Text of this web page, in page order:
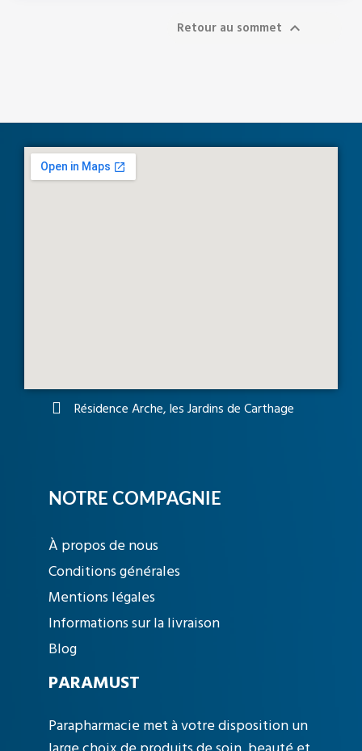
Retour au sommet 
Résidence Arche, les Jardins de Carthage
NOTRE COMPAGNIE
À propos de nous
Conditions générales
Mentions légales
Informations sur la livraison
Blog
PARAMUST
Parapharmacie met à votre disposition un